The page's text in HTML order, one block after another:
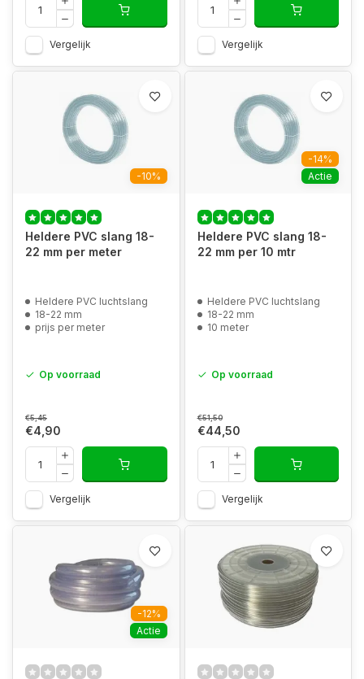
Vergelijk Vergelijk
-10%
Heldere PVC slang 18-
22 mm per meter
Heldere PVC luchtslang
18-22 mm
prijs per meter
Op voorraad
€5,45
€4,90
Vergelijk
-14%
Actie
Heldere PVC slang 18-
22 mm per 10 mtr
Heldere PVC luchtslang
18-22 mm
10 meter
Op voorraad
€51,50
€44,50
Vergelijk
-12%
Actie